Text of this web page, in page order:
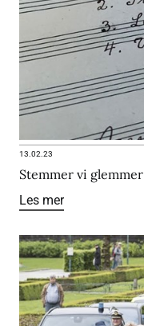
13.02.23
Stemmer vi glemmer
Les mer